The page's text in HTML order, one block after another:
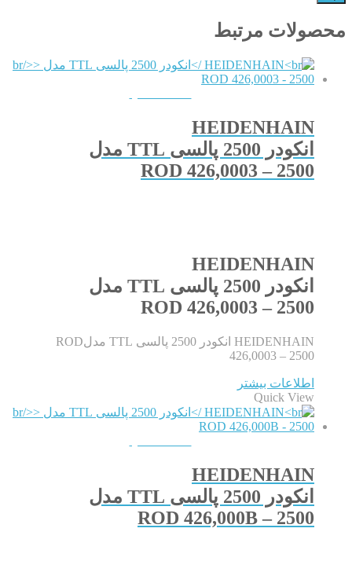
محصولات مرتبط
HEIDENHAIN
انکودر 2500 پالسی TTL مدل
ROD 426,0003 – 2500
HEIDENHAIN
انکودر 2500 پالسی TTL مدل
ROD 426,0003 – 2500
HEIDENHAIN انکودر 2500 پالسی TTL مدلROD
426,0003 – 2500
اطلاعات بیشتر
Quick View
HEIDENHAIN
انکودر 2500 پالسی TTL مدل
ROD 426,000B – 2500